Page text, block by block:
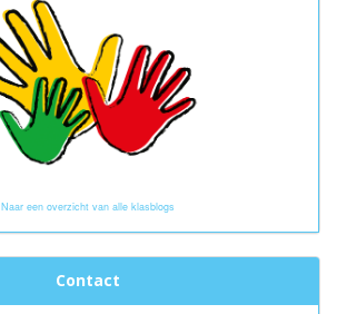
Naar een overzicht van alle klasblogs
Contact